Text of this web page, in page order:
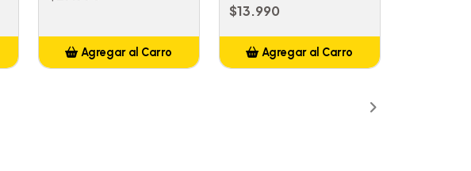
Agregar al Carro
$13.990
Agregar al Carro